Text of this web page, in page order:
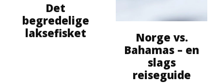
Det
begredelige
laksefisket
Norge vs.
Bahamas – en
slags
reiseguide